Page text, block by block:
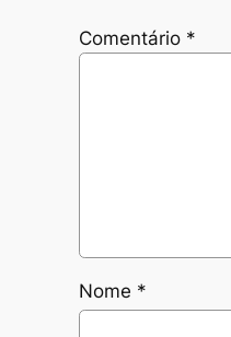
Comentário *
Nome *